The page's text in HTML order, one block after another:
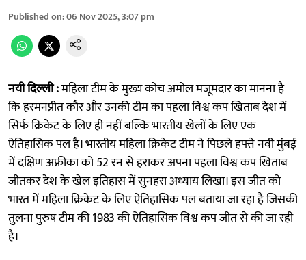
Published on:06 Nov 2025, 3:07 pm
नयी दिल्ली :महिला टीम के मुख्य कोच अमोल मजूमदार का मानना है
कि हरमनप्रीत कौर और उनकी टीम का पहला विश्व कप खिताब देश में
सिर्फ क्रिकेट के लिए ही नहीं बल्कि भारतीय खेलों के लिए एक
ऐतिहासिक पल है। भारतीय महिला क्रिकेट टीम ने पिछले हफ्ते नवी मुंबई
में दक्षिण अफ्रीका को 52 रन से हराकर अपना पहला विश्व कप खिताब
जीतकर देश के खेल इतिहास में सुनहरा अध्याय लिखा। इस जीत को
भारत में महिला क्रिकेट के लिए ऐतिहासिक पल बताया जा रहा है जिसकी
तुलना पुरुष टीम की 1983 की ऐतिहासिक विश्व कप जीत से की जा रही
है।